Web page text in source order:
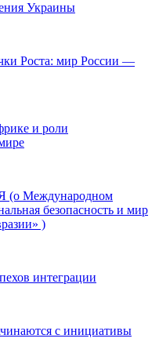
Украины
Роста: мир России —
и роли
Международном
безопасность и мир
)
интеграции
с инициативы